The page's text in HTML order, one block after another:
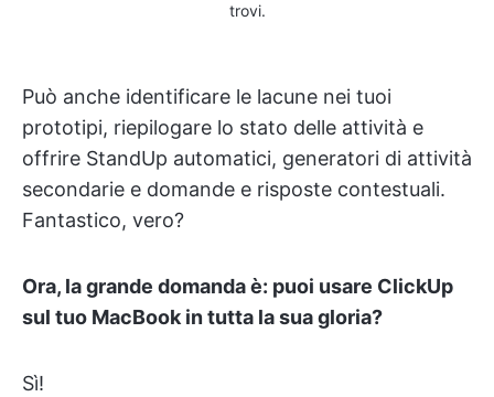
trovi.
Può anche identificare le lacune nei tuoi
prototipi, riepilogare lo stato delle attività e
offrire StandUp automatici, generatori di attività
secondarie e domande e risposte contestuali.
Fantastico, vero?
Ora, la grande domanda è: puoi usare ClickUp
sul tuo MacBook in tutta la sua gloria?
Sì!